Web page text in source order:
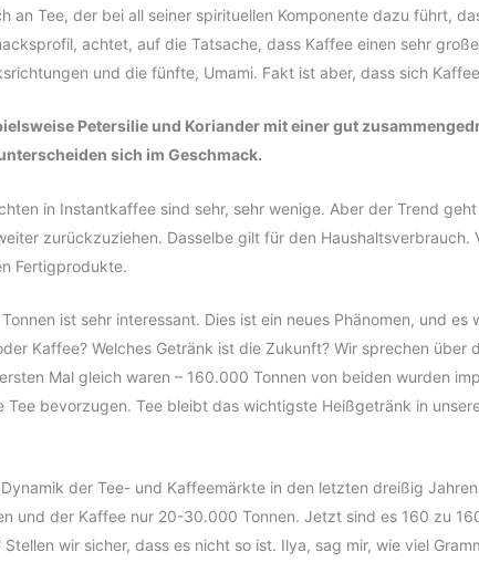
an Tee, der bei all seiner spirituellen Komponente dazu führt,
achtet, auf die Tatsache, dass Kaffee einen sehr
und die fünfte, Umami. Fakt ist aber, dass sich
Petersilie und Koriander mit einer gut
sich im Geschmack.
in Instantkaffee sind sehr, sehr wenige. Aber der Trend
zurückzuziehen. Dasselbe gilt für den
Fertigprodukte.
ist sehr interessant. Dies ist ein neues Phänomen, und
Kaffee? Welches Getränk ist die Zukunft? Wir sprechen
Mal gleich waren – 160.000 Tonnen von beiden wurden
Tee bevorzugen. Tee bleibt das wichtigste Heißgetränk in
der Tee- und Kaffeemärkte in den letzten dreißig
und der Kaffee nur 20-30.000 Tonnen. Jetzt sind es 160 zu
Stellen wir sicher, dass es nicht so ist. Ilya, sag mir, wie viel